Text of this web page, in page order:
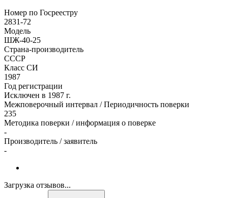
Номер по Госреестру
2831-72
Модель
ШЖ-40-25
Страна-производитель
СССР
Класс СИ
1987
Год регистрации
Исключен в 1987 г.
Межповерочный интервал / Периодичность поверки
235
Методика поверки / информация о поверке
-
Производитель / заявитель
-
Загрузка отзывов...